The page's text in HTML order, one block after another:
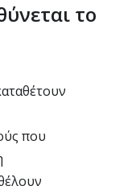
το
που